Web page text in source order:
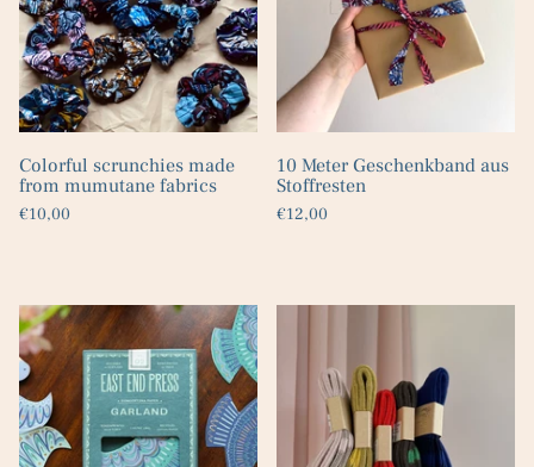
Colorful scrunchies made
from mumutane fabrics
€10,00
10 Meter Geschenkband aus
Stoffresten
€12,00